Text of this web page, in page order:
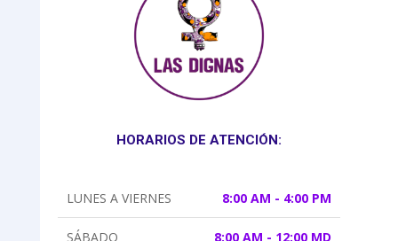
HORARIOS DE ATENCIÓN:
LUNES A VIERNES 8:00 AM - 4:00 PM
SÁBADO 8:00 AM - 12:00 MD